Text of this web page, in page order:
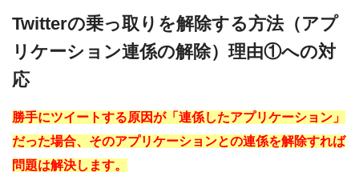
Twitterの乗っ取りを解除する方法（アプ
リケーション連係の解除）理由①への対
応
勝手にツイートする原因が「連係したアプリケーション」
だった場合、そのアプリケーションとの連係を解除すれば
問題は解決します。